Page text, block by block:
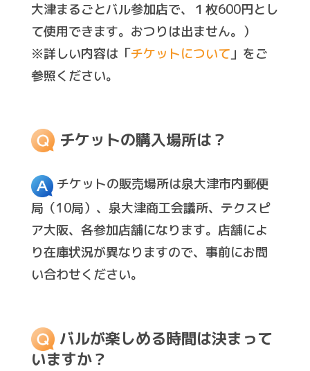
大津まるごとバル参加店で、１枚600円とし
て使用できます。おつりは出ません。）
※詳しい内容は「チケットについて」をご
参照ください。
チケットの購入場所は？
チケットの販売場所は泉大津市内郵便
局（10局）、泉大津商工会議所、テクスピ
ア大阪、各参加店舗になります。店舗によ
り在庫状況が異なりますので、事前にお問
い合わせください。
バルが楽しめる時間は決まって
いますか？